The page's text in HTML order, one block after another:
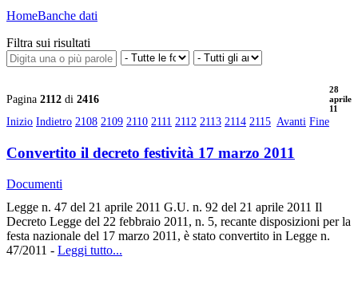
HomeBanche dati
Filtra sui risultati
Pagina 2112 di 2416
Inizio Indietro 2108 2109 2110 2111 2112 2113 2114 2115 Avanti Fine
28
aprile
11
Convertito il decreto festività 17 marzo 2011
Documenti
Legge n. 47 del 21 aprile 2011 G.U. n. 92 del 21 aprile 2011 Il
Decreto Legge del 22 febbraio 2011, n. 5, recante disposizioni per la
festa nazionale del 17 marzo 2011, è stato convertito in Legge n.
47/2011 - Leggi tutto...